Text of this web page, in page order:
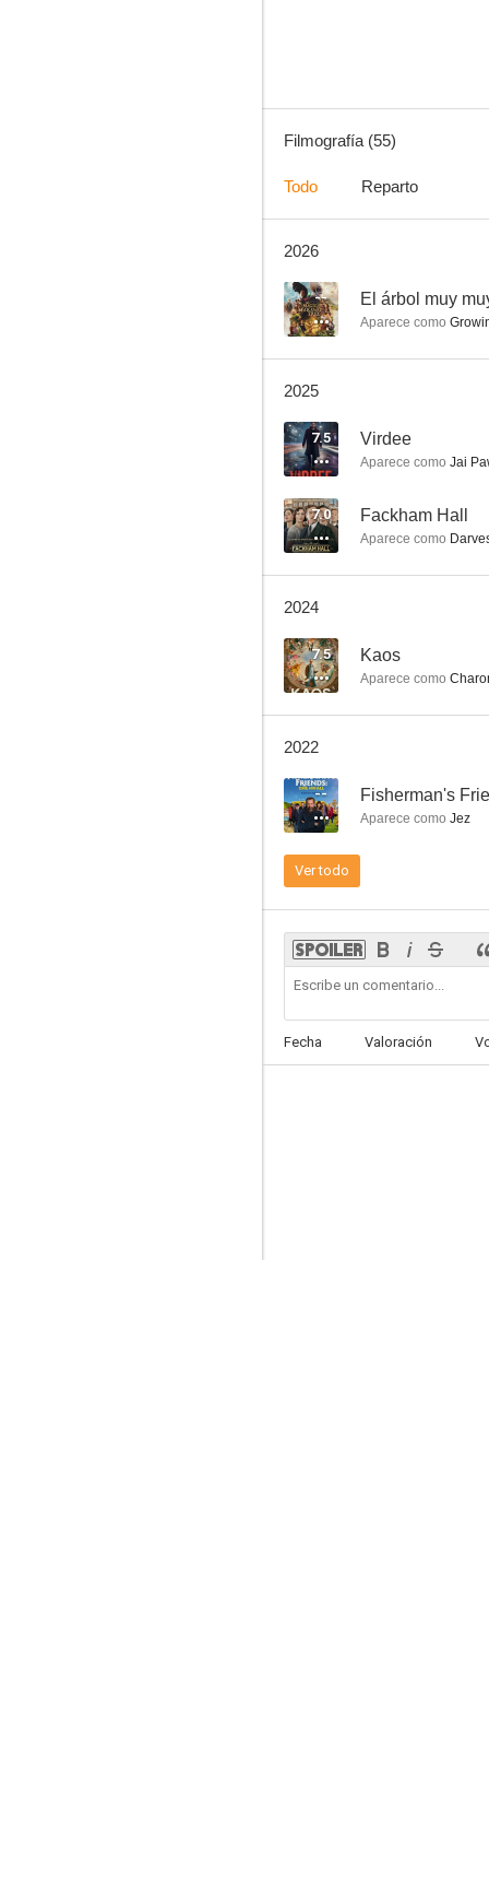
Speed Racer
10
8.8
7.6
Filmografía (55)
Todo Reparto
2026
-- El árbol muy
Aparece como
2025
7.5 Virdee
Aparece como Jai
7.0 Fackham Hall
Aparece como
2024
7.5 Kaos
Aparece como
2022
-- Fisherman's
Aparece como Jez
Ver todo
Fecha Valoración